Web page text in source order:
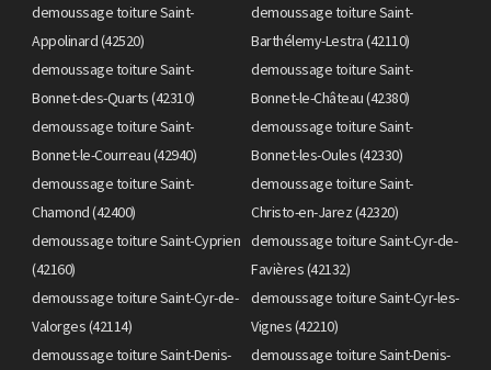
demoussage toiture Saint-
Appolinard (42520)
demoussage toiture Saint-
Barthélemy-Lestra (42110)
demoussage toiture Saint-
Bonnet-des-Quarts (42310)
demoussage toiture Saint-
Bonnet-le-Château (42380)
demoussage toiture Saint-
Bonnet-le-Courreau (42940)
demoussage toiture Saint-
Bonnet-les-Oules (42330)
demoussage toiture Saint-
Chamond (42400)
demoussage toiture Saint-
Christo-en-Jarez (42320)
demoussage toiture Saint-Cyprien
(42160)
demoussage toiture Saint-Cyr-de-
Favières (42132)
demoussage toiture Saint-Cyr-de-
Valorges (42114)
demoussage toiture Saint-Cyr-les-
Vignes (42210)
demoussage toiture Saint-Denis-
demoussage toiture Saint-Denis-